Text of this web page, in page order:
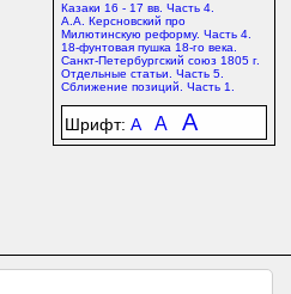
Казаки 16 - 17 вв. Часть 4.
А.А. Керсновский про
Милютинскую реформу. Часть 4.
18-фунтовая пушка 18-го века.
Санкт-Петербургский союз 1805 г.
Отдельные статьи. Часть 5.
Сближение позиций. Часть 1.
Шрифт: A A A